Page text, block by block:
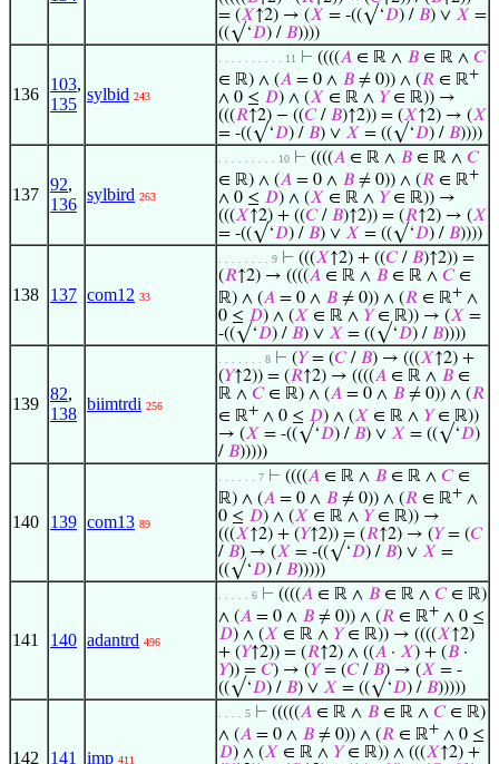
= (𝑋↑2) → (𝑋 = -((√‘𝐷) / 𝐵) ∨ 𝑋 =
((√‘𝐷) / 𝐵))))
136
103,
135
sylbid 243
. . . . . . . . . . 11 ⊢ ((((𝐴 ∈ ℝ ∧ 𝐵 ∈ ℝ ∧ 𝐶
∈ ℝ) ∧ (𝐴 = 0 ∧ 𝐵 ≠ 0)) ∧ (𝑅 ∈ ℝ+
∧ 0 ≤ 𝐷) ∧ (𝑋 ∈ ℝ ∧ 𝑌∈ ℝ)) →
(((𝑅↑2) − ((𝐶/ 𝐵)↑2)) = (𝑋↑2) → (𝑋
= -((√‘𝐷) / 𝐵) ∨ 𝑋 = ((√‘𝐷) / 𝐵))))
137
92,
136
sylbird 263
. . . . . . . . . 10 ⊢ ((((𝐴 ∈ ℝ ∧ 𝐵 ∈ ℝ ∧ 𝐶
∈ ℝ) ∧ (𝐴 = 0 ∧ 𝐵 ≠ 0)) ∧ (𝑅 ∈ ℝ+
∧ 0 ≤ 𝐷) ∧ (𝑋 ∈ ℝ ∧ 𝑌∈ ℝ)) →
(((𝑋↑2) + ((𝐶/ 𝐵)↑2)) = (𝑅↑2) → (𝑋
= -((√‘𝐷) / 𝐵) ∨ 𝑋 = ((√‘𝐷) / 𝐵))))
138 137 com12 33
. . . . . . . . 9 ⊢ (((𝑋↑2) + ((𝐶/ 𝐵)↑2)) =
(𝑅↑2) → ((((𝐴 ∈ ℝ ∧ 𝐵 ∈ ℝ ∧ 𝐶∈
ℝ) ∧ (𝐴 = 0 ∧ 𝐵 ≠ 0)) ∧ (𝑅 ∈ ℝ+ ∧
0 ≤ 𝐷) ∧ (𝑋 ∈ ℝ ∧ 𝑌∈ ℝ)) → (𝑋 =
-((√‘𝐷) / 𝐵) ∨ 𝑋 = ((√‘𝐷) / 𝐵))))
139
82,
138
biimtrdi 256
. . . . . . . 8 ⊢ (𝑌= (𝐶/ 𝐵) → (((𝑋↑2) +
(𝑌↑2)) = (𝑅↑2) → ((((𝐴 ∈ ℝ ∧ 𝐵 ∈
ℝ ∧ 𝐶∈ ℝ) ∧ (𝐴 = 0 ∧ 𝐵 ≠ 0)) ∧ (𝑅
∈ ℝ+ ∧ 0 ≤ 𝐷) ∧ (𝑋 ∈ ℝ ∧ 𝑌∈ ℝ))
→ (𝑋 = -((√‘𝐷) / 𝐵) ∨ 𝑋 = ((√‘𝐷)
/ 𝐵)))))
140 139 com13 89
. . . . . . 7 ⊢ ((((𝐴 ∈ ℝ ∧ 𝐵 ∈ ℝ ∧ 𝐶∈
ℝ) ∧ (𝐴 = 0 ∧ 𝐵 ≠ 0)) ∧ (𝑅 ∈ ℝ+ ∧
0 ≤ 𝐷) ∧ (𝑋 ∈ ℝ ∧ 𝑌∈ ℝ)) →
(((𝑋↑2) + (𝑌↑2)) = (𝑅↑2) → (𝑌= (𝐶
/ 𝐵) → (𝑋 = -((√‘𝐷) / 𝐵) ∨ 𝑋 =
((√‘𝐷) / 𝐵)))))
141 140 adantrd 496
. . . . . 6 ⊢ ((((𝐴 ∈ ℝ ∧ 𝐵 ∈ ℝ ∧ 𝐶∈ ℝ)
∧ (𝐴 = 0 ∧ 𝐵 ≠ 0)) ∧ (𝑅 ∈ ℝ+ ∧ 0 ≤
𝐷) ∧ (𝑋 ∈ ℝ ∧ 𝑌∈ ℝ)) → ((((𝑋↑2)
+ (𝑌↑2)) = (𝑅↑2) ∧ ((𝐴 · 𝑋) + (𝐵 ·
𝑌)) = 𝐶) → (𝑌= (𝐶/ 𝐵) → (𝑋 = -
((√‘𝐷) / 𝐵) ∨ 𝑋 = ((√‘𝐷) / 𝐵)))))
142 141 imp 411
. . . . 5 ⊢ (((((𝐴 ∈ ℝ ∧ 𝐵 ∈ ℝ ∧ 𝐶∈ ℝ)
∧ (𝐴 = 0 ∧ 𝐵 ≠ 0)) ∧ (𝑅 ∈ ℝ+ ∧ 0 ≤
𝐷) ∧ (𝑋 ∈ ℝ ∧ 𝑌∈ ℝ)) ∧ (((𝑋↑2) +